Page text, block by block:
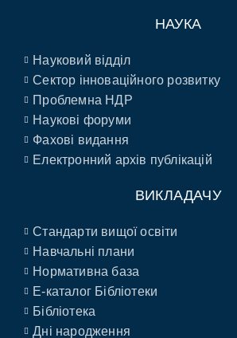
НАУКА
Науковий відділ
Сектор інноваційного розвитку
Проблемна НДР
Наукові форуми
Фахові видання
Електронний архів публікацій
ВИКЛАДАЧУ
Стандарти вищої освіти
Навчальні плани
Нормативна база
E-каталог Бібліотеки
Бібліотека
Дні народження